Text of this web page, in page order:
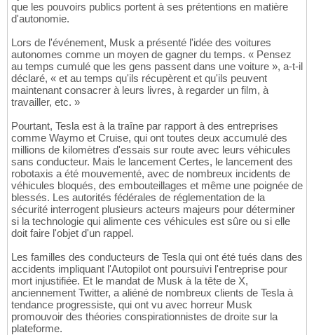
que les pouvoirs publics portent à ses prétentions en matière
d'autonomie.
Lors de l'événement, Musk a présenté l'idée des voitures
autonomes comme un moyen de gagner du temps. « Pensez
au temps cumulé que les gens passent dans une voiture », a-t-il
déclaré, « et au temps qu'ils récupèrent et qu'ils peuvent
maintenant consacrer à leurs livres, à regarder un film, à
travailler, etc. »
Pourtant, Tesla est à la traîne par rapport à des entreprises
comme Waymo et Cruise, qui ont toutes deux accumulé des
millions de kilomètres d'essais sur route avec leurs véhicules
sans conducteur. Mais le lancement Certes, le lancement des
robotaxis a été mouvementé, avec de nombreux incidents de
véhicules bloqués, des embouteillages et même une poignée de
blessés. Les autorités fédérales de réglementation de la
sécurité interrogent plusieurs acteurs majeurs pour déterminer
si la technologie qui alimente ces véhicules est sûre ou si elle
doit faire l'objet d'un rappel.
Les familles des conducteurs de Tesla qui ont été tués dans des
accidents impliquant l'Autopilot ont poursuivi l'entreprise pour
mort injustifiée. Et le mandat de Musk à la tête de X,
anciennement Twitter, a aliéné de nombreux clients de Tesla à
tendance progressiste, qui ont vu avec horreur Musk
promouvoir des théories conspirationnistes de droite sur la
plateforme.